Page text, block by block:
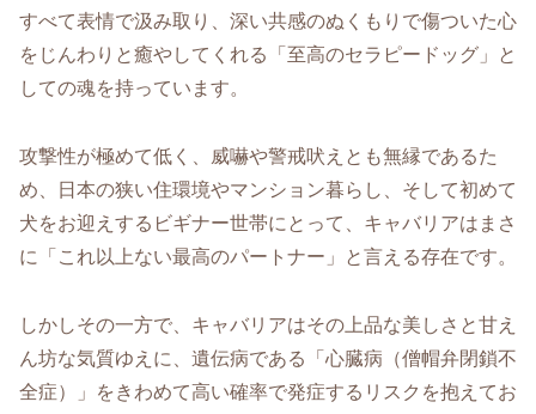
すべて表情で汲み取り、深い共感のぬくもりで傷ついた心
をじんわりと癒やしてくれる「至高のセラピードッグ」と
しての魂を持っています。
攻撃性が極めて低く、威嚇や警戒吠えとも無縁であるた
め、日本の狭い住環境やマンション暮らし、そして初めて
犬をお迎えするビギナー世帯にとって、キャバリアはまさ
に「これ以上ない最高のパートナー」と言える存在です。
しかしその一方で、キャバリアはその上品な美しさと甘え
ん坊な気質ゆえに、遺伝病である「心臓病（僧帽弁閉鎖不
全症）」をきわめて高い確率で発症するリスクを抱えてお